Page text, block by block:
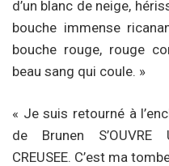
d’un blanc de neige,
bouche immense
bouche rouge, rouge
beau sang qui coule. »
« Je suis retourné à
de Brunen S’OUVRE
CREUSEE. C’est ma